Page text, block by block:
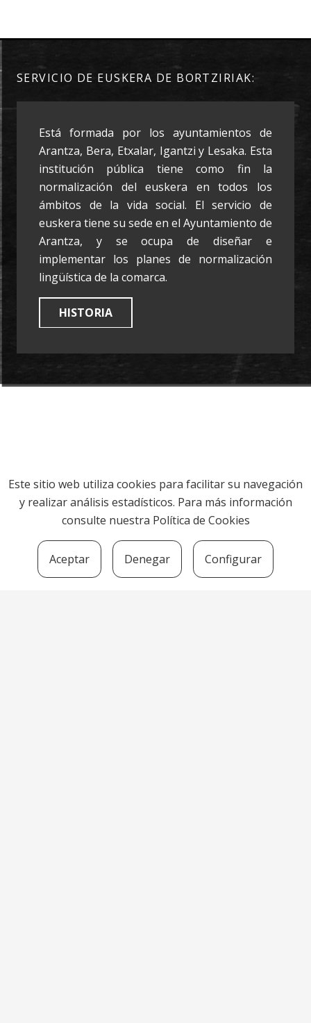
SERVICIO DE EUSKERA DE BORTZIRIAK:
Está formada por los ayuntamientos de
Arantza, Bera, Etxalar, Igantzi y Lesaka. Esta
institución pública tiene como fin la
normalización del euskera en todos los
ámbitos de la vida social. El servicio de
euskera tiene su sede en el Ayuntamiento de
Arantza, y se ocupa de diseñar e
implementar los planes de normalización
lingüística de la comarca.
HISTORIA
Otros enlaces de interés:
Este sitio web utiliza cookies para facilitar su navegación
y realizar análisis estadísticos. Para más información
consulte nuestra Política de Cookies
Aceptar Denegar Configurar